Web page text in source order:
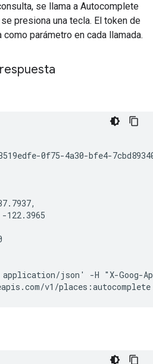
se llama a Autocomplete
presiona una tecla. El token de
parámetro en cada llamada.
0f75-4a30-bfe4-
122.3965
json' -H "X-Goog-